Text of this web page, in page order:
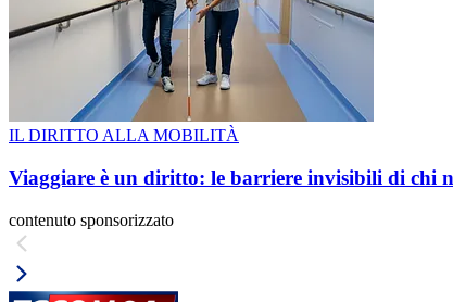
IL DIRITTO ALLA MOBILITÀ
Viaggiare è un diritto: le barriere invisibili di chi
contenuto sponsorizzato